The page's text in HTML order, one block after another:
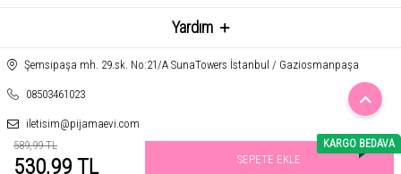
589,99 TL
530,99 TL SEPETE EKLE
KARGO BEDAVA
Yardım
Şemsipaşa mh. 29.sk. No:21/A SunaTowers İstanbul / Gaziosmanpaşa
08503461023
iletisim@pijamaevi.com